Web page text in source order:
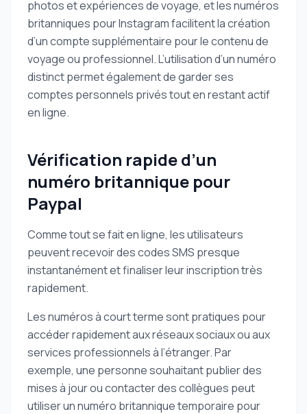
photos et expériences de voyage, et les numéros
britanniques pour Instagram facilitent la création
d’un compte supplémentaire pour le contenu de
voyage ou professionnel. L’utilisation d’un numéro
distinct permet également de garder ses
comptes personnels privés tout en restant actif
en ligne.
Vérification rapide d’un
numéro britannique pour
Paypal
Comme tout se fait en ligne, les utilisateurs
peuvent recevoir des codes SMS presque
instantanément et finaliser leur inscription très
rapidement.
Les numéros à court terme sont pratiques pour
accéder rapidement aux réseaux sociaux ou aux
services professionnels à l’étranger. Par
exemple, une personne souhaitant publier des
mises à jour ou contacter des collègues peut
utiliser un numéro britannique temporaire pour